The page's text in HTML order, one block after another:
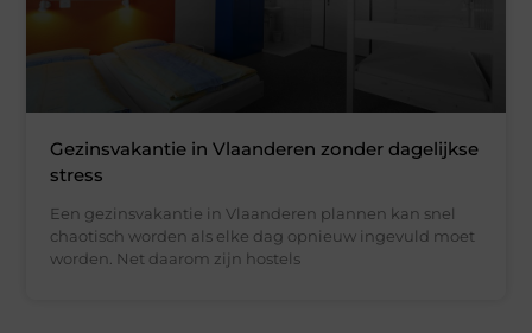
Gezinsvakantie in Vlaanderen zonder dagelijkse
stress
Een gezinsvakantie in Vlaanderen plannen kan snel
chaotisch worden als elke dag opnieuw ingevuld moet
worden. Net daarom zijn hostels